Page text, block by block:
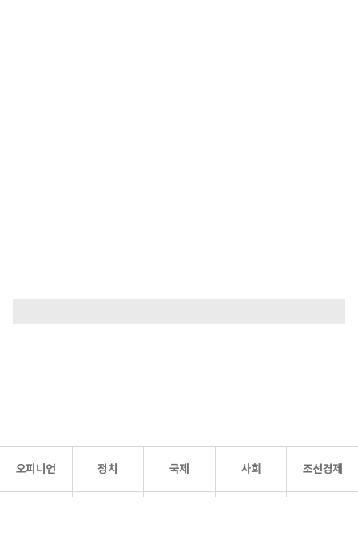
오피니언 정치 국제 사회 조선경제